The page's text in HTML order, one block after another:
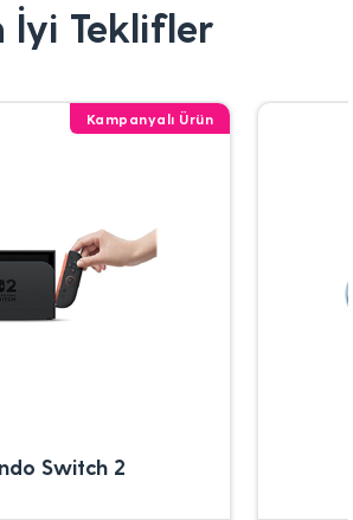
İyi Teklifler
Kampanyalı Ürün
Switch 2